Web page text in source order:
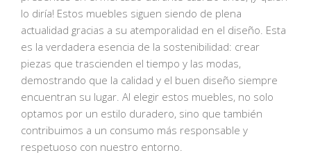
lo diría! Estos muebles siguen siendo de plena
actualidad gracias a su atemporalidad en el diseño. Esta
es la verdadera esencia de la sostenibilidad: crear
piezas que trascienden el tiempo y las modas,
demostrando que la calidad y el buen diseño siempre
encuentran su lugar. Al elegir estos muebles, no solo
optamos por un estilo duradero, sino que también
contribuimos a un consumo más responsable y
respetuoso con nuestro entorno.